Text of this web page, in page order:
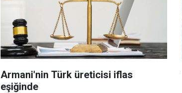
Armani'nin Türk üreticisi iflas
eşiğinde